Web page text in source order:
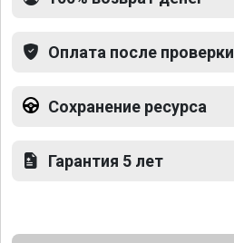
Оплата после проверки
Сохранение ресурса
Гарантия 5 лет